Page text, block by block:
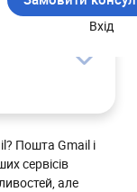
Вхід
Пошта Gmail і
сервісів
але